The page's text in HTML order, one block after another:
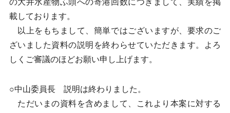
の大井水産物ふ頭への寄港回数につきまして、実績を掲
載しております。
以上をもちまして、簡単ではございますが、要求のご
ざいました資料の説明を終わらせていただきます。よろ
しくご審議のほどお願い申し上げます。
○中山委員長 説明は終わりました。
ただいまの資料を含めまして、これより本案に対する